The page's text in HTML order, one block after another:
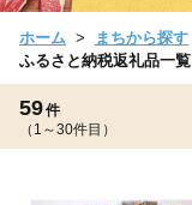
ホーム まちから探す
ふるさと納税返礼品一覧
59件
（1～30件目）